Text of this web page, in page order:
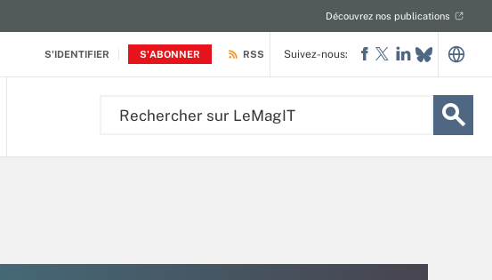
S'IDENTIFIER S'ABONNER
Découvrez nos publications
RSS Suivez-nous: